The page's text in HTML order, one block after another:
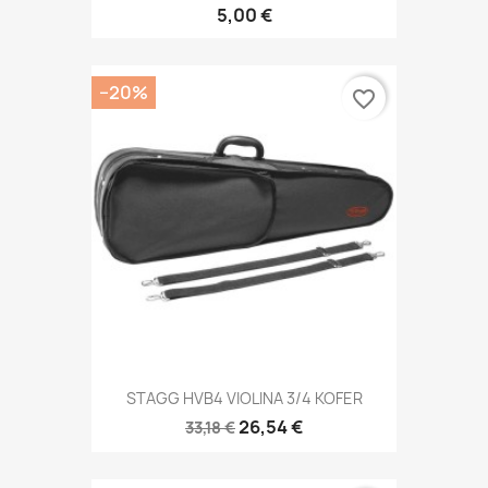
5,00 €
STAGG HVB4 VIOLINA 3/4 KOFER
33,18 €26,54 €
−20% favorite_border